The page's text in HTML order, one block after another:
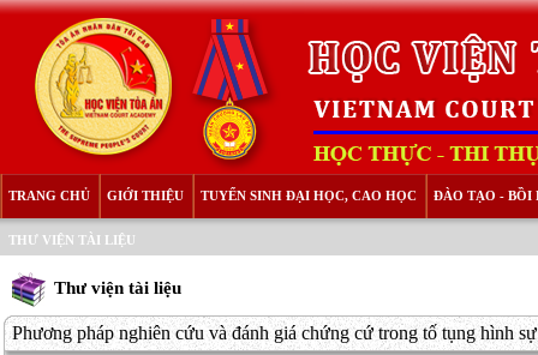
TRANG CHỦ GIỚI THIỆU TUYỂN SINH ĐẠI HỌC, CAO HỌC ĐÀO TẠO - BỒI
THƯ VIỆN TÀI LIỆU
Thư viện tài liệu
Phương pháp nghiên cứu và đánh giá chứng cứ trong tố tụng hình